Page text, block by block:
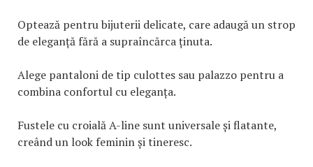
Optează pentru bijuterii delicate, care adaugă un strop
de eleganță fără a supraîncărca ținuta.
Alege pantaloni de tip culottes sau palazzo pentru a
combina confortul cu eleganța.
Fustele cu croială A-line sunt universale și flatante,
creând un look feminin și tineresc.